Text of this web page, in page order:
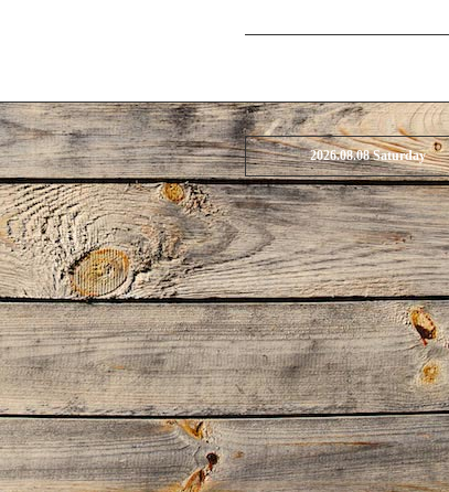
2026.08.08 Saturday